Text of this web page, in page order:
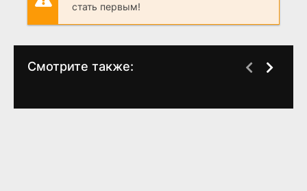
стать первым!
Смотрите также: